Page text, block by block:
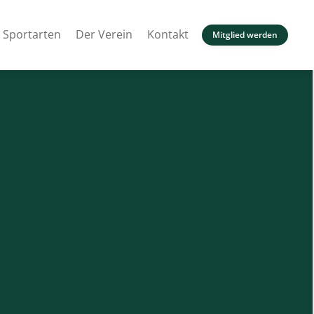
Sportarten Der Verein Kontakt Mitglied werden